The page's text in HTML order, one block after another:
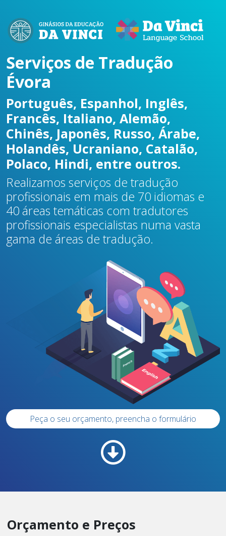
Serviços de Tradução
Évora
Português, Espanhol, Inglês,
Francês, Italiano, Alemão,
Chinês, Japonês, Russo, Árabe,
Holandês, Ucraniano, Catalão,
Polaco, Hindi, entre outros.
Realizamos serviços de tradução
profissionais em mais de 70 idiomas e
40 áreas temáticas com tradutores
profissionais especialistas numa vasta
gama de áreas de tradução.
Peça o seu orçamento, preencha o formulário
Orçamento e Preços